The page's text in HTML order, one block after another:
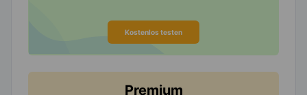
Kostenlos testen
Premium